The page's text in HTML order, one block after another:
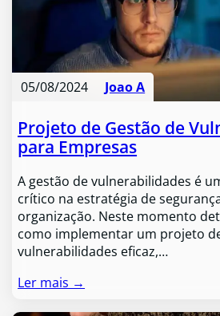
05/08/2024 Joao A
Projeto de Gestão de
para Empresas
A gestão de vulnerabilidades é
crítico na estratégia de
organização. Neste momento
como implementar um projeto
vulnerabilidades eficaz,…
Ler mais →